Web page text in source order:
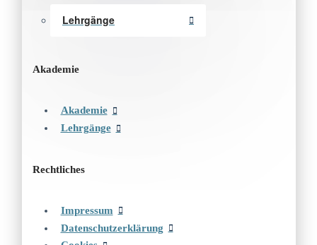
Lehrgänge
Akademie
Akademie
Lehrgänge
Rechtliches
Impressum
Datenschutzerklärung